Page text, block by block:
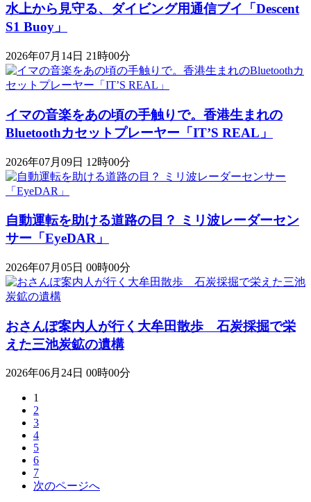
水上から見守る、ダイビング用通信ブイ「Descent
S1 Buoy​​」
2026年07月14日 21時00分
イマの音楽をあの頃の手触りで。香港生まれの
Bluetoothカセットプレーヤー「IT’S REAL」
2026年07月09日 12時00分
自動運転を助ける道路の目？ ミリ波レーダーセン
サー「EyeDAR」
2026年07月05日 00時00分
おさんぽ案内人が行く大牟田散歩 石炭採掘で栄
えた三池炭鉱の遺構
2026年06月24日 00時00分
1
2
3
4
5
6
7
次のページへ